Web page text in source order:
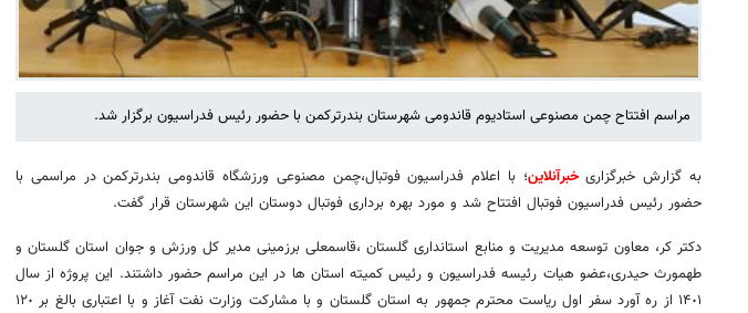
مراسم افتتاح چمن مصنوعی استادیوم قاندومی شهرستان بندرترکمن با حضور رئیس فدراسیون برگزار شد.
به گزارش خبرگزاریخبرآنلاین؛ با اعلام فدراسیون فوتبال،چمن مصنوعی ورزشگاه قاندومی بندرترکمن در مراسمی با
حضور رئیس فدراسیون فوتبال افتتاح شد و مورد بهره برداری فوتبال دوستان این شهرستان قرار گفت.
دکتر کر، معاون توسعه مدیریت و منابع استانداری گلستان ،قاسمعلی برزمینی مدیر کل ورزش و جوان استان گلستان و
طهمورث حیدری،عضو هیات رئیسه فدراسیون و رئیس کمیته استان ها در این مراسم حضور داشتند. این پروژه از سال
١۴٠١ از ره آورد سفر اول ریاست محترم جمهور به استان گلستان و با مشارکت وزارت نفت آغاز و با اعتباری بالغ بر ١٢٠